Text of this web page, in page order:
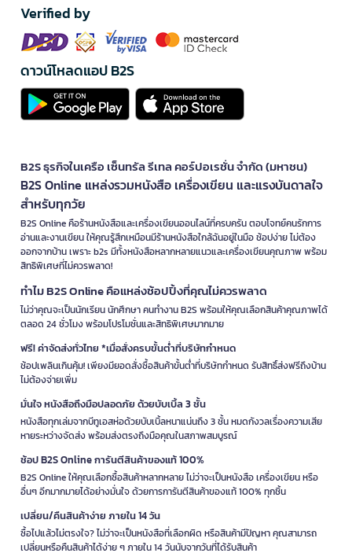
Verified by
ดาวน์โหลดแอป B2S
B2S ธุรกิจในเครือ เซ็นทรัล รีเทล คอร์ปอเรชั่น จำกัด (มหาชน)
B2S Online แหล่งรวมหนังสือ เครื่องเขียน และแรงบันดาลใจ
สำหรับทุกวัย
B2S Online คือร้านหนังสือและเครื่องเขียนออนไลน์ที่ครบครัน ตอบโจทย์คนรักการ
อ่านและงานเขียน ให้คุณรู้สึกเหมือนมีร้านหนังสือใกล้ฉันอยู่ในมือ ช้อปง่าย ไม่ต้อง
ออกจากบ้าน เพราะ b2s มีทั้งหนังสือหลากหลายแนวและเครื่องเขียนคุณภาพ พร้อม
สิทธิพิเศษที่ไม่ควรพลาด!
ทำไม B2S Online คือแหล่งช้อปปิ้งที่คุณไม่ควรพลาด
ไม่ว่าคุณจะเป็นนักเรียน นักศึกษา คนทำงาน B2S พร้อมให้คุณเลือกสินค้าคุณภาพได้
ตลอด 24 ชั่วโมง พร้อมโปรโมชั่นและสิทธิพิเศษมากมาย
ฟรี! ค่าจัดส่งทั่วไทย *เมื่อสั่งครบขั้นต่ำที่บริษัทกำหนด
ช้อปเพลินเกินคุ้ม! เพียงมียอดสั่งซื้อสินค้าขั้นต่ำที่บริษัทกำหนด รับสิทธิ์ส่งฟรีถึงบ้าน
ไม่ต้องจ่ายเพิ่ม
มั่นใจ หนังสือถึงมือปลอดภัย ด้วยบับเบิ้ล 3 ชั้น
หนังสือทุกเล่มจากบีทูเอสห่อด้วยบับเบิ้ลหนาแน่นถึง 3 ชั้น หมดกังวลเรื่องความเสีย
หายระหว่างจัดส่ง พร้อมส่งตรงถึงมือคุณในสภาพสมบูรณ์
ช้อป B2S Online การันตีสินค้าของแท้ 100%
B2S Online ให้คุณเลือกซื้อสินค้าหลากหลาย ไม่ว่าจะเป็นหนังสือ เครื่องเขียน หรือ
อื่นๆ อีกมากมายได้อย่างมั่นใจ ด้วยการการันตีสินค้าของแท้ 100% ทุกชิ้น
เปลี่ยน/คืนสินค้าง่าย ภายใน 14 วัน
ซื้อไปแล้วไม่ตรงใจ? ไม่ว่าจะเป็นหนังสือที่เลือกผิด หรือสินค้ามีปัญหา คุณสามารถ
เปลี่ยนหรือคืนสินค้าได้ง่าย ๆ ภายใน 14 วันนับจากวันที่ได้รับสินค้า